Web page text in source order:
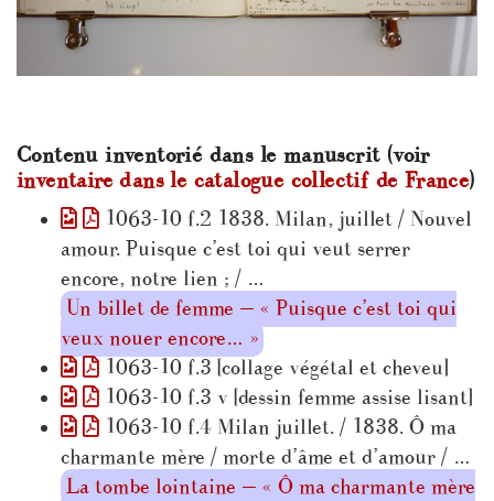
Contenu inventorié dans le manuscrit (voir
inventaire dans le catalogue collectif de France)
1063-10 f.2 1838. Milan, juillet / Nouvel
amour. Puisque c’est toi qui veut serrer
encore, notre lien ; / …
Un billet de femme — « Puisque c’est toi qui
veux nouer encore… »
1063-10 f.3 [collage végétal et cheveu]
1063-10 f.3 v [dessin femme assise lisant]
1063-10 f.4 Milan juillet. / 1838. Ô ma
charmante mère / morte d’âme et d’amour / …
La tombe lointaine — « Ô ma charmante mère